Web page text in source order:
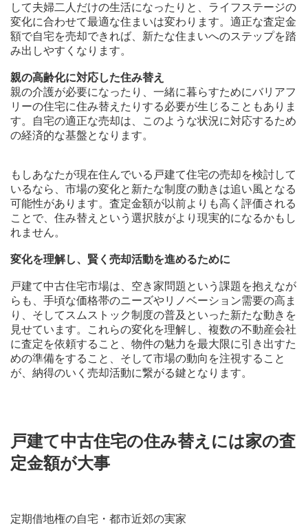
して夫婦二人だけの生活になったりと、ライフステージの
変化に合わせて最適な住まいは変わります。適正な査定金
額で自宅を売却できれば、新たな住まいへのステップを踏
み出しやすくなります。
親の高齢化に対応した住み替え
親の介護が必要になったり、一緒に暮らすためにバリアフ
リーの住宅に住み替えたりする必要が生じることもありま
す。自宅の適正な売却は、このような状況に対応するため
の経済的な基盤となります。
もしあなたが現在住んでいる戸建て住宅の売却を検討して
いるなら、市場の変化と新たな制度の動きは追い風となる
可能性があります。査定金額が以前よりも高く評価される
ことで、住み替えという選択肢がより現実的になるかもし
れません。
変化を理解し、賢く売却活動を進めるために
戸建て中古住宅市場は、空き家問題という課題を抱えなが
らも、手頃な価格帯のニーズやリノベーション需要の高ま
り、そしてスムストック制度の普及といった新たな動きを
見せています。これらの変化を理解し、複数の不動産会社
に査定を依頼すること、物件の魅力を最大限に引き出すた
めの準備をすること、そして市場の動向を注視すること
が、納得のいく売却活動に繋がる鍵となります。
戸建て中古住宅の住み替えには家の査
定金額が大事
定期借地権の自宅・都市近郊の実家